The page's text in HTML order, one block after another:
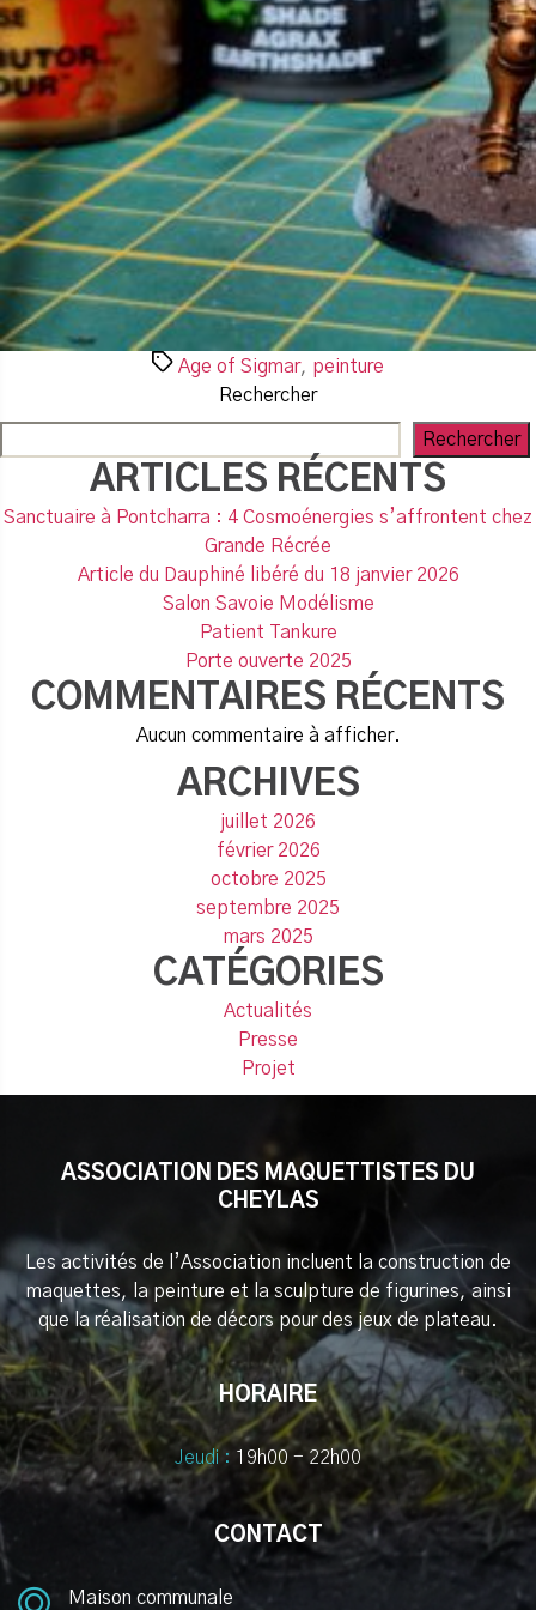
Étiquettes
Age of Sigmar, peinture
Rechercher
Rechercher
ARTICLES RÉCENTS
Sanctuaire à Pontcharra : 4 Cosmoénergies s’affrontent chez
Grande Récrée
Article du Dauphiné libéré du 18 janvier 2026
Salon Savoie Modélisme
Patient Tankure
Porte ouverte 2025
COMMENTAIRES RÉCENTS
Aucun commentaire à afficher.
ARCHIVES
juillet 2026
février 2026
octobre 2025
septembre 2025
mars 2025
CATÉGORIES
Actualités
Presse
Projet
ASSOCIATION DES MAQUETTISTES DU
CHEYLAS
Les activités de l’Association incluent la construction de
maquettes, la peinture et la sculpture de figurines, ainsi
que la réalisation de décors pour des jeux de plateau.
HORAIRE
Jeudi : 19h00 - 22h00
CONTACT
Maison communale